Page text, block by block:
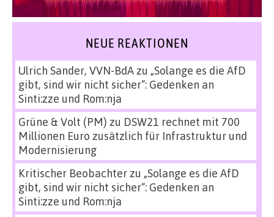
NEUE REAKTIONEN
Ulrich Sander, VVN-BdAzu „Solange es die AfD
gibt, sind wir nicht sicher“: Gedenken an
Sinti:zze und Rom:nja
Grüne & Volt (PM) zu DSW21 rechnet mit 700
Millionen Euro zusätzlich für Infrastruktur und
Modernisierung
Kritischer Beobachterzu „Solange es die AfD
gibt, sind wir nicht sicher“: Gedenken an
Sinti:zze und Rom:nja